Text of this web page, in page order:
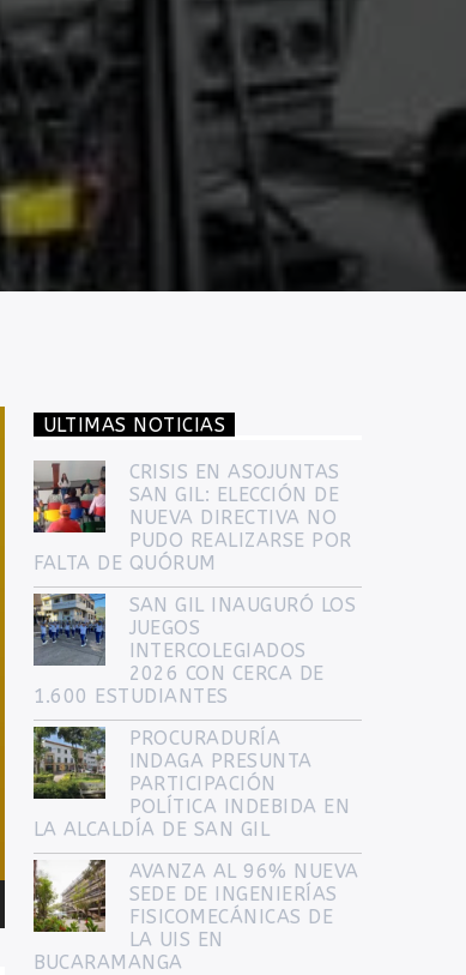
ULTIMAS NOTICIAS
CRISIS EN ASOJUNTAS
SAN GIL: ELECCIÓN DE
NUEVA DIRECTIVA NO
PUDO REALIZARSE POR
FALTA DE QUÓRUM
SAN GIL INAUGURÓ LOS
JUEGOS
INTERCOLEGIADOS
2026 CON CERCA DE
1.600 ESTUDIANTES
PROCURADURÍA
INDAGA PRESUNTA
PARTICIPACIÓN
POLÍTICA INDEBIDA EN
LA ALCALDÍA DE SAN GIL
AVANZA AL 96% NUEVA
SEDE DE INGENIERÍAS
FISICOMECÁNICAS DE
LA UIS EN
BUCARAMANGA